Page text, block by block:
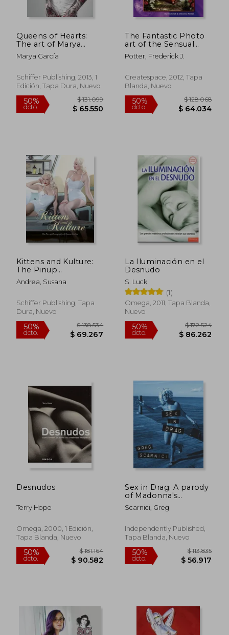
50%
Queens of Hearts:
The art of Marya
Garcia (en Inglés)
Marya García
Schiffer Publishing, 2013, 1
Edición, Tapa Dura, Nuevo
50% $ 131.099
$ 65.550
The Fantastic Photo
art of the Sensual
Goddess Tarot Deck
(en Inglés)
Potter, Frederick J.
Createspace, 2012, Tapa
Blanda, Nuevo
50%
dcto.
Kittens and Kulture:
The Pinup
Photography of
Susana Andrea (en
Andrea, Susana
Schiffer Publishing, Tapa
Dura, Nuevo
La Iluminación en el
Desnudo
S. Luck
(1)
Omega, 2011, Tapa Blanda,
Nuevo
Desnudos
Terry Hope
Omega, 2000, 1 Edición,
Tapa Blanda, Nuevo
Sex in Drag: A parody
of Madonna's
infamous SEX book
(en Inglés)
Scarnici, Greg
Independently Published,
Tapa Blanda, Nuevo